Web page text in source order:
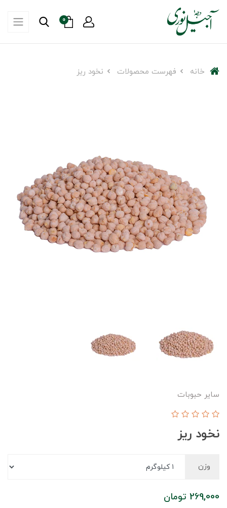
0
خانه فهرست محصولات نخود ریز
سایر حبوبات
نخود ریز
وزن
269,000 تومان